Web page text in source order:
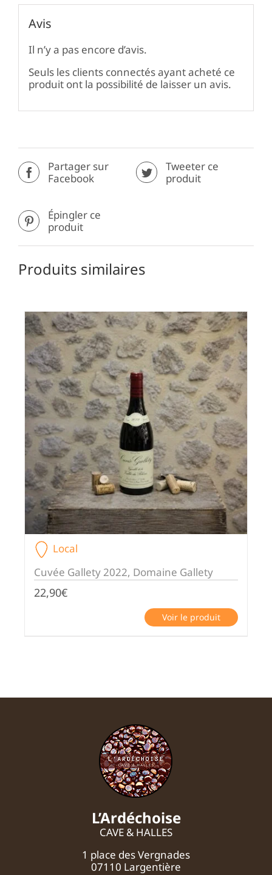
Avis
Il n’y a pas encore d’avis.
Seuls les clients connectés ayant acheté ce
produit ont la possibilité de laisser un avis.
Partager sur
Facebook
Tweeter ce
produit
Épingler ce
produit
Produits similaires
Local
Cuvée Gallety 2022, Domaine Gallety
22,90€
Voir le produit
L’Ardéchoise
CAVE & HALLES
1 place des Vergnades
07110 Largentière